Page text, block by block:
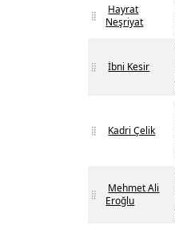
Hayrat
Neşriyat
İbni Kesir
Kadri Çelik
Mehmet Ali
Eroğlu